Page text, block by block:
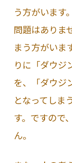
う方がいます
問題はありま
まう方がいま
りに「ダウジ
を、「ダウジ
となってしま
す。ですので
ん。